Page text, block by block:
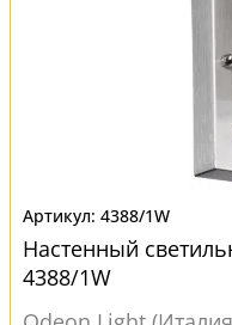
4388/1W
Настенный
4388/1W